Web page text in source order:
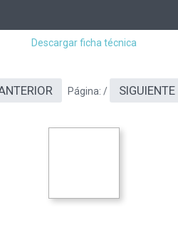
Descargar ficha técnica
Página: / SIGUIENTE